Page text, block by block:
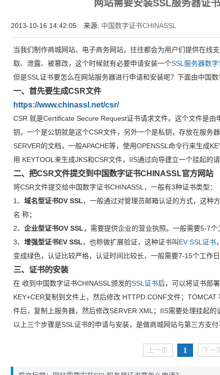
网站需要安装SSL服务器证
2013-10-16 14:42:05 来源: 中国数字证书CHINASSL
当我们制作商城网站、电子商务网站，往往都会为用户们提供在线
取、泄露、被篡改，这个时候就有必要申请安装一个SSL服务器数
但是SSL证书要怎么在网站服务器进行申请和安装呢？下面由中国
一、首先要生成CSR文件
https://www.chinassl.net/csr/
CSR 就是Certificate Secure Request证书请求文件。这个文件是
钥，一个是公钥就是这个CSR文件，另外一个是私钥，存放在服务
SERVER的文档，一般APACHE等，使用OPENSSL命令行来生成
用 KEYTOOL来生成JKS和CSR文件，IIS通过向导建立一个挂起的
二、把CSR文件提交到中国数字证书CHINASSL官方网站
将CSR文件提交给中国数字证书CHINASSL，一般有3种证书类型：
1、域名型证书DV SSL，一般通过对管理员邮箱认证的方式，这种
名 称；
2、企业型证书OV SSL，需要提供企业的营业执照。一般需要5-7个
3、增强型证书EV SSL，也称做扩展验证，这种证书叫EV SSL证书
变成绿色，认证比较严格，认证时间比较长，一般需要7-15个工作
三、证书的安装
在 收到中国数字证书CHINASSL颁发的SSL证书后，可以将证书部
KEY+CER复制到文件上，然后修改 HTTPD.CONF文件；
件后，复制上服务器，然后修改SERVER.XML；IIS需要处理挂起的
以上三个步骤是SSL证书的申请与安装，是做商城网站与第三方支
上一页 1 下一